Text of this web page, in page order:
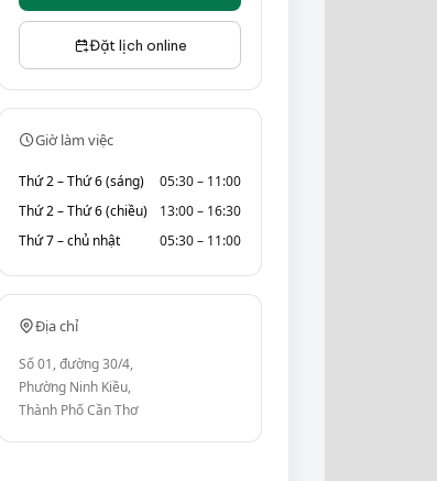
Đặt lịch online
Giờ làm việc
Thứ 2 – Thứ 6 (sáng)
05:30 – 11:00
Thứ 2 – Thứ 6 (chiều)
13:00 – 16:30
Thứ 7 – chủ nhật
05:30 – 11:00
Địa chỉ
Số 01, đường 30/4,
Phường Ninh Kiều,
Thành Phố Cần Thơ